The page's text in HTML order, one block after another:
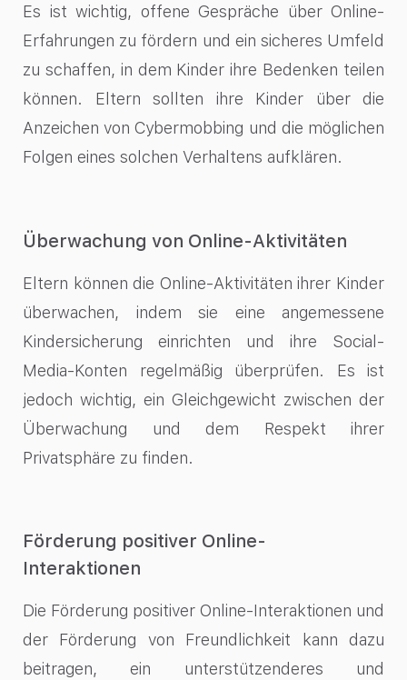
Es ist wichtig, offene Gespräche über Online-
Erfahrungen zu fördern und ein sicheres Umfeld
zu schaffen, in dem Kinder ihre Bedenken teilen
können. Eltern sollten ihre Kinder über die
Anzeichen von Cybermobbing und die möglichen
Folgen eines solchen Verhaltens aufklären.
Überwachung von Online-Aktivitäten
Eltern können die Online-Aktivitäten ihrer Kinder
überwachen, indem sie eine angemessene
Kindersicherung einrichten und ihre Social-
Media-Konten regelmäßig überprüfen. Es ist
jedoch wichtig, ein Gleichgewicht zwischen der
Überwachung und dem Respekt ihrer
Privatsphäre zu finden.
Förderung positiver Online-
Interaktionen
Die Förderung positiver Online-Interaktionen und
der Förderung von Freundlichkeit kann dazu
beitragen, ein unterstützenderes und